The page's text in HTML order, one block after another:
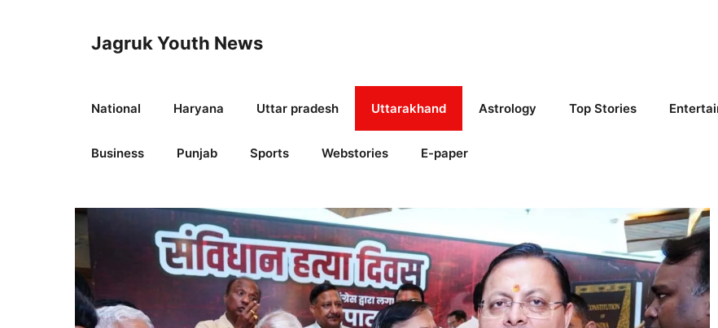
Jagruk Youth News
National Haryana Uttar pradesh Uttarakhand Astrology Top Stories
Business Punjab Sports Webstories E-paper